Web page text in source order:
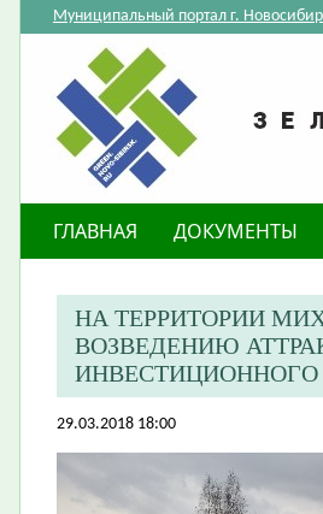
Муниципальный портал г.
ГЛАВНАЯ ДОКУМЕНТЫ
НА ТЕРРИТОРИИ
ВОЗВЕДЕНИЮ
ИНВЕСТИЦИОННОГО
29.03.2018 18:00